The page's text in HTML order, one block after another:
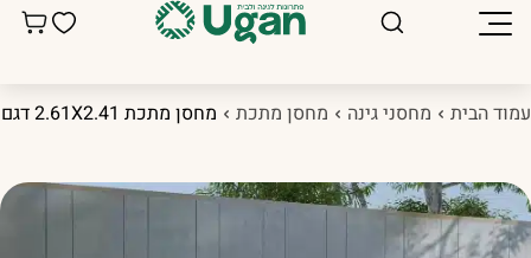
הבית מחסני גינה מחסן מתכת מחסן מתכת 2.61X2.41 דגם Sky D שמנת – Garden Top